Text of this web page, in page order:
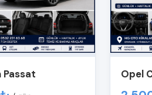
Passat Opel